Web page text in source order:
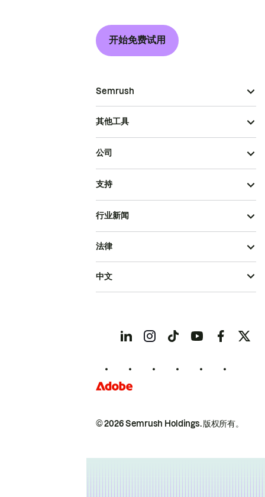
开始免费试用
Semrush
其他工具
公司
支持
行业新闻
© 2026 Semrush Holdings.版权所有。
法律
中文